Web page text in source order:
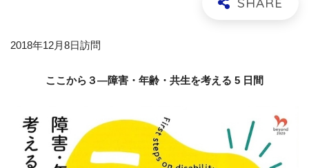
2018年12月8日訪問
ここから３―障害・年齢・共生を考える 5 日間